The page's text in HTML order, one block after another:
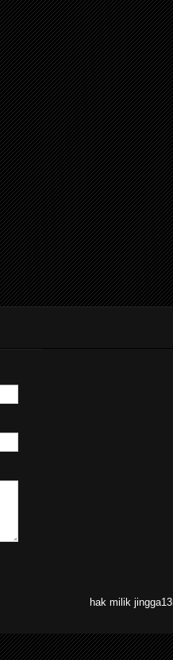
hak milik